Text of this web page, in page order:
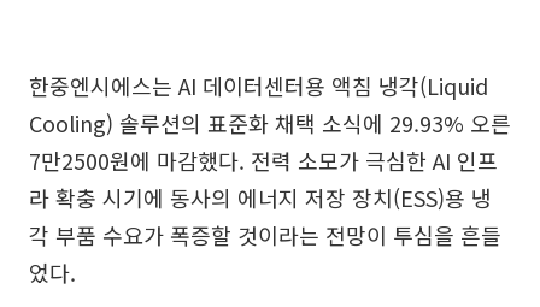
한중엔시에스는 AI 데이터센터용 액침 냉각(Liquid
Cooling) 솔루션의 표준화 채택 소식에 29.93% 오른
7만2500원에 마감했다. 전력 소모가 극심한 AI 인프
라 확충 시기에 동사의 에너지 저장 장치(ESS)용 냉
각 부품 수요가 폭증할 것이라는 전망이 투심을 흔들
었다.